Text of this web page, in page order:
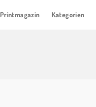
Printmagazin Kategorien